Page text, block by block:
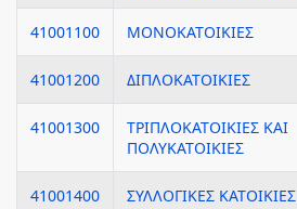
41001100 ΜΟΝΟΚΑΤΟΙΚΙΕΣ
41001200 ΔΙΠΛΟΚΑΤΟΙΚΙΕΣ
41001300
ΤΡΙΠΛΟΚΑΤΟΙΚΙΕΣ ΚΑΙ
ΠΟΛΥΚΑΤΟΙΚΙΕΣ
41001400 ΣΥΛΛΟΓΙΚΕΣ ΚΑΤΟΙΚΙΕΣ